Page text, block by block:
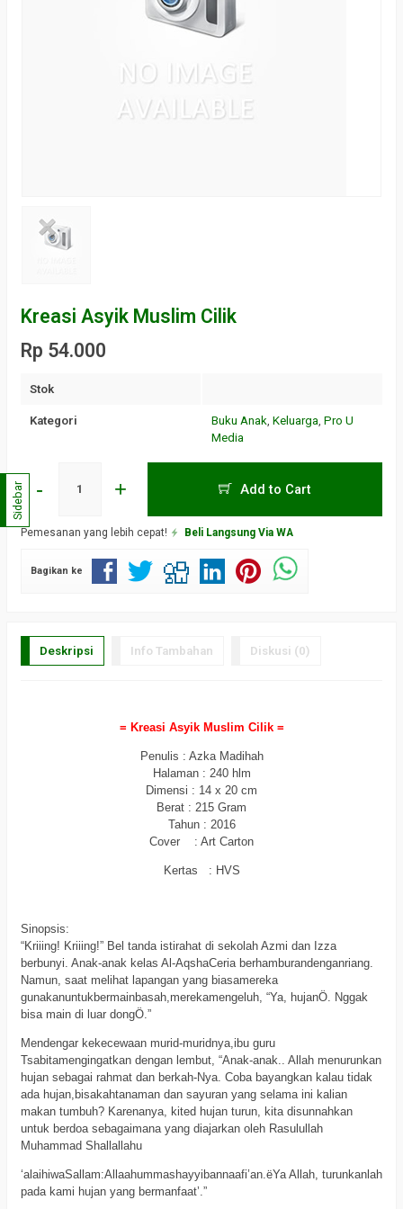
Kreasi Asyik Muslim Cilik
Rp 54.000
Stok
Kategori Buku Anak, Keluarga, Pro U
Media
- + Add to Cart
Pemesanan yang lebih cepat! Beli Langsung Via WA
Bagikan ke
Deskripsi Info Tambahan Diskusi (0)
= Kreasi Asyik Muslim Cilik =
Penulis : Azka Madihah
Halaman : 240 hlm
Dimensi : 14 x 20 cm
Berat : 215 Gram
Tahun : 2016
Cover : Art Carton
Kertas : HVS
Sinopsis:
“Kriiing! Kriiing!” Bel tanda istirahat di sekolah Azmi dan Izza
berbunyi. Anak-anak kelas Al-AqshaCeria berhamburandenganriang.
Namun, saat melihat lapangan yang biasamereka
gunakanuntukbermainbasah,merekamengeluh, “Ya, hujanÖ. Nggak
bisa main di luar dongÖ.”
Mendengar kekecewaan murid-muridnya,ibu guru
Tsabitamengingatkan dengan lembut, “Anak-anak.. Allah menurunkan
hujan sebagai rahmat dan berkah-Nya. Coba bayangkan kalau tidak
ada hujan,bisakahtanaman dan sayuran yang selama ini kalian
makan tumbuh? Karenanya, kited hujan turun, kita disunnahkan
untuk berdoa sebagaimana yang diajarkan oleh Rasulullah
Muhammad Shallallahu
‘alaihiwaSallam:Allaahummashayyibannaafi’an.ëYa Allah, turunkanlah
pada kami hujan yang bermanfaat’.”
Sidebar